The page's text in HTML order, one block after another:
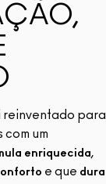
reinventado para
com um
enriquecida,
e que dura